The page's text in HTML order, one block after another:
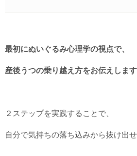
最初にぬいぐるみ心理学の視点で、
産後うつの乗り越え方をお伝えします
２ステップを実践することで、
自分で気持ちの落ち込みから抜け出